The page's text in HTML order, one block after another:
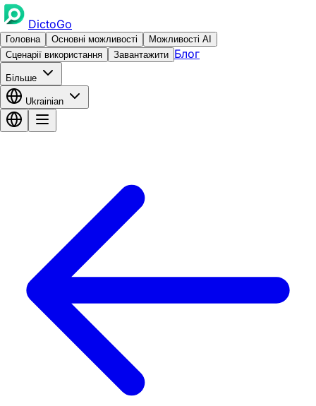
DictoGo
Головна Основні можливості
Можливості AI
Сценарії використання
Завантажити Блог
Більше
Ukrainian